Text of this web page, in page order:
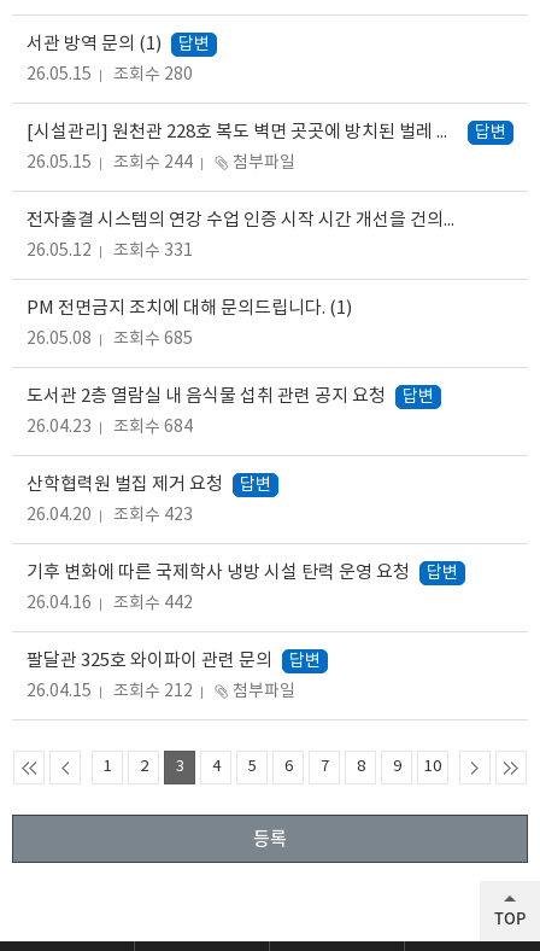
서관 방역 문의 (1)
답변
26.05.15
조회수 280
[시설관리] 원천관 228호 복도 벽면 곳곳에 방치된 벌레 사체 청소 요청
답변
26.05.15
조회수 244 첨부파일
전자출결 시스템의 연강 수업 인증 시작 시간 개선을 건의드립니다.
26.05.12 조회수 331
PM 전면금지 조치에 대해 문의드립니다. (1)
26.05.08 조회수 685
도서관 2층 열람실 내 음식물 섭취 관련 공지 요청
답변
26.04.23
조회수 684
산학협력원 벌집 제거 요청
답변
26.04.20
조회수 423
기후 변화에 따른 국제학사 냉방 시설 탄력 운영 요청
답변
26.04.16
조회수 442
팔달관 325호 와이파이 관련 문의
답변
26.04.15
조회수 212 첨부파일
1 2 3 4 5 6 7 8 9 10
등록
TOP